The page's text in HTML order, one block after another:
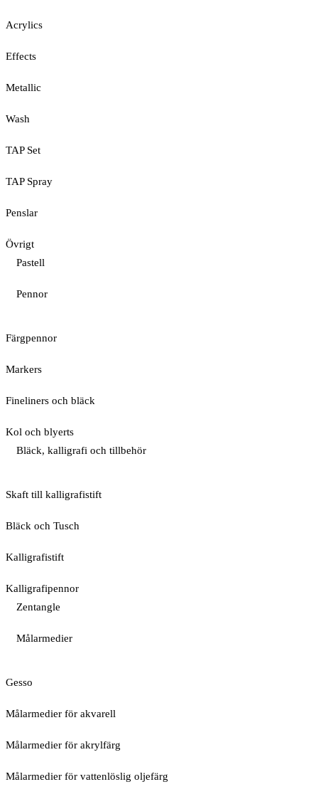
Acrylics
Effects
Metallic
Wash
TAP Set
TAP Spray
Penslar
Övrigt
Pastell
Pennor
Färgpennor
Markers
Fineliners och bläck
Kol och blyerts
Bläck, kalligrafi och tillbehör
Skaft till kalligrafistift
Bläck och Tusch
Kalligrafistift
Kalligrafipennor
Zentangle
Målarmedier
Gesso
Målarmedier för akvarell
Målarmedier för akrylfärg
Målarmedier för vattenlöslig oljefärg